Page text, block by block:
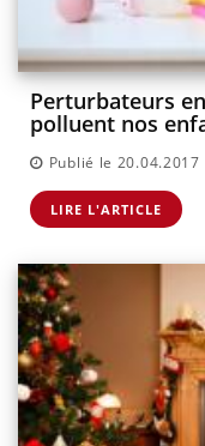
Perturbateurs
polluent nos
Publié le 20.04.2017
LIRE L'ARTICLE